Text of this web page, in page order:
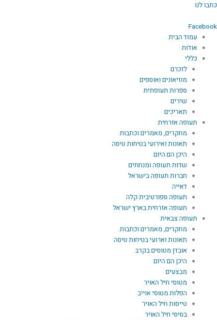
דילוג
כתבו לנו
Facebook
עמוד הבית
אודות
כללי
לזכרם
מוזיאונים ואוספים
ספרות תעופתית
שירים
תאריכים
תעופה אזרחית
מחקרים, מאמרים וכתבות
תאונות ואירועי בטיחות טיסה
היכן הם היום
שדות תעופה ומנחתים
חברות תעופה בישראל
דאייה
תעופה ספורטיבית קלה
תעופה אזרחית בארץ ישראל
תעופה צבאית
מחקרים, מאמרים וכתבות
תאונות וארועי בטיחות טיסה
אובדן מטוסים בקרב
היכן הם היום
מבצעים
מטוסי חיל האויר
הפלות מטוסי אוייב
טייסות חיל האויר
בסיסי חיל האויר